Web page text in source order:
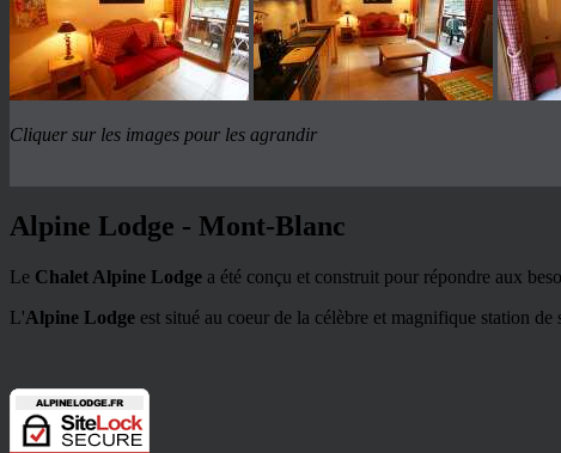
Cliquer sur les images pour les agrandir
Alpine Lodge - Mont-Blanc
Le Chalet Alpine Lodge a été conçu et construit pour répondre aux
L'Alpine Lodge est situé au coeur de la célèbre et magnifique station de